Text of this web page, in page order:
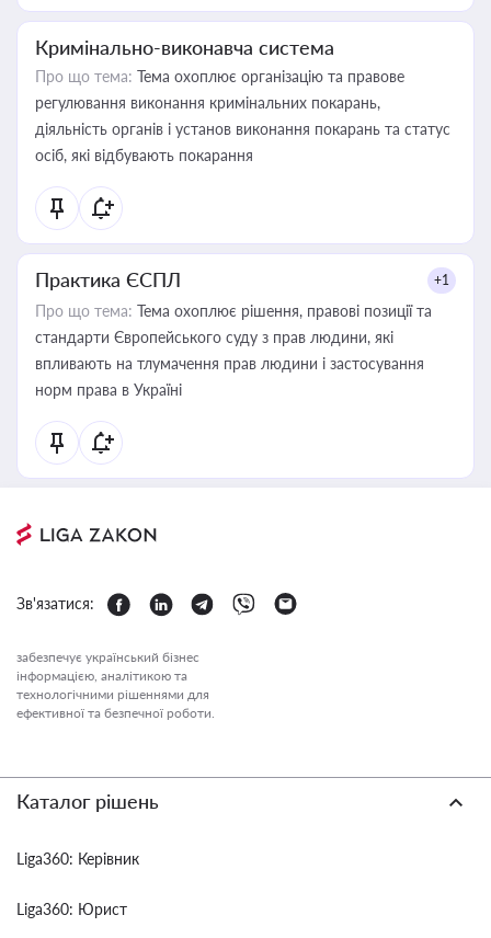
Кримінально-виконавча система
Про що тема: Тема охоплює організацію та правове
регулювання виконання кримінальних покарань,
діяльність органів і установ виконання покарань та статус
осіб, які відбувають покарання
Практика ЄСПЛ +1
Про що тема: Тема охоплює рішення, правові позиції та
стандарти Європейського суду з прав людини, які
впливають на тлумачення прав людини і застосування
норм права в Україні
Зв'язатися:
забезпечує український бізнес
інформацією, аналітикою та
технологічними рішеннями для
ефективної та безпечної роботи.
Каталог рішень
Liga360: Керівник
Liga360: Юрист